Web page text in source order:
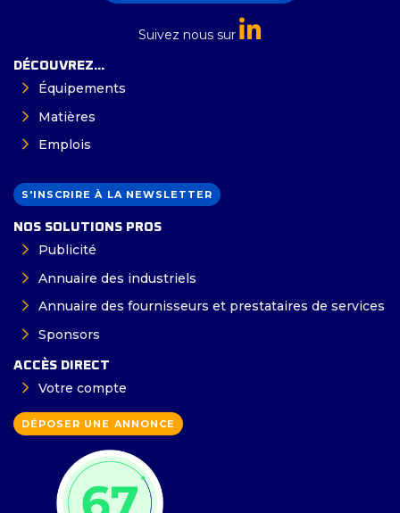
Suivez nous sur
DÉCOUVREZ...
Équipements
Matières
Emplois
S'INSCRIRE À LA NEWSLETTER
NOS SOLUTIONS PROS
Publicité
Annuaire des industriels
Annuaire des fournisseurs et prestataires de services
Sponsors
ACCÈS DIRECT
Votre compte
DÉPOSER UNE ANNONCE